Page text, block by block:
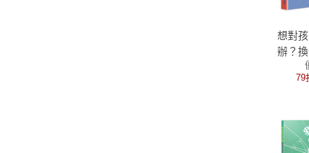
想對
辦？
怒氣
的力
79